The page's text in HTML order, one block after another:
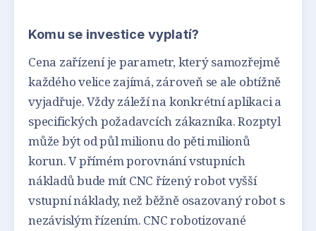
Komu se investice vyplatí?
Cena zařízení je parametr, který samozřejmě
každého velice zajímá, zároveň se ale obtížně
vyjadřuje. Vždy záleží na konkrétní aplikaci a
specifických požadavcích zákazníka. Rozptyl
může být od půl milionu do pěti milionů
korun. V přímém porovnání vstupních
nákladů bude mít CNC řízený robot vyšší
vstupní náklady, než běžně osazovaný robot s
nezávislým řízením. CNC robotizované